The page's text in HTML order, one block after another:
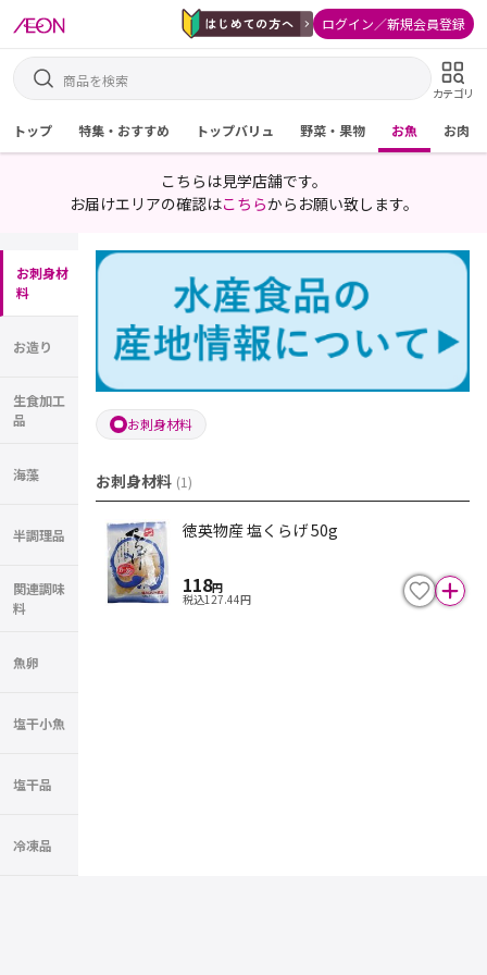
ログイン／新規会員登録
カテゴリ
トップ 特集・おすすめ トップバリュ 野菜・果物 お魚 お肉
こちらは見学店舗です。
お届けエリアの確認はこちらからお願い致します。
お刺身材
料
お造り
生食加工
品
海藻
半調理品
関連調味
料
魚卵
塩干小魚
塩干品
冷凍品
お刺身材料
お刺身材料 (1)
徳英物産 塩くらげ 50g
118円
税込127.44円